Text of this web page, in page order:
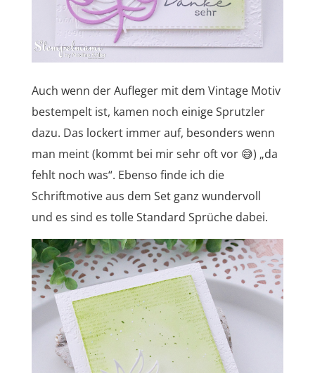
Auch wenn der Aufleger mit dem Vintage Motiv
bestempelt ist, kamen noch einige Sprutzler
dazu. Das lockert immer auf, besonders wenn
man meint (kommt bei mir sehr oft vor 😅) „da
fehlt noch was“. Ebenso finde ich die
Schriftmotive aus dem Set ganz wundervoll
und es sind es tolle Standard Sprüche dabei.